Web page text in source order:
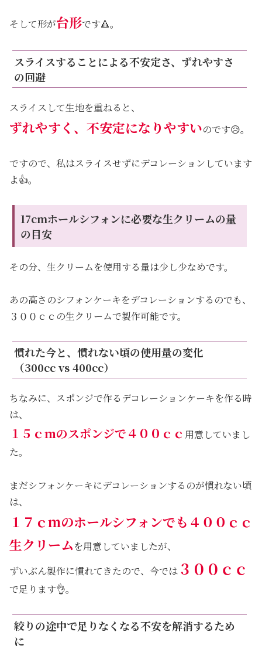
そして形が台形です🔺。
スライスすることによる不安定さ、ずれやすさ
の回避
スライスして生地を重ねると、
ずれやすく、不安定になりやすいのです😥。
ですので、私はスライスせずにデコレーションしています
よ👍。
17cmホールシフォンに必要な生クリームの量
の目安
その分、生クリームを使用する量は少し少なめです。
あの高さのシフォンケーキをデコレーションするのでも、
３００ｃｃの生クリームで製作可能です。
慣れた今と、慣れない頃の使用量の変化
（300cc vs 400cc）
ちなみに、スポンジで作るデコレーションケーキを作る時
は、
１５ｃｍのスポンジで４００ｃｃ 用意していまし
た。
まだシフォンケーキにデコレーションするのが慣れない頃
は、
１７ｃｍのホールシフォンでも４００ｃｃ
生クリームを用意していましたが、
ずいぶん製作に慣れてきたので、今では ３００ｃｃ
で足ります👌。
絞りの途中で足りなくなる不安を解消するため
に